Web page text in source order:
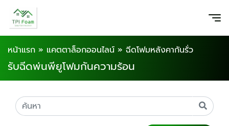
หน้าแรก » แคตตาล็อกออนไลน์ » ฉีดโฟมหลังคากันรั่ว
รับฉีดพ่นพียูโฟมกันความร้อน